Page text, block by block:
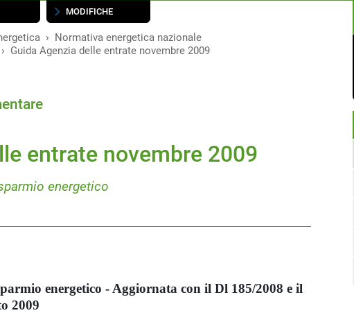
MODIFICHE
Normativa energetica nazionale
Guida Agenzia delle entrate novembre 2009
entrate novembre 2009
energetico
energetico - Aggiornata con il Dl 185/2008 e il
2009